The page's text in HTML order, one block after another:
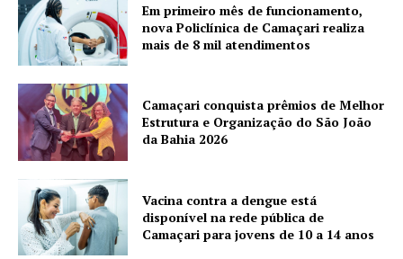
Em primeiro mês de funcionamento,
nova Policlínica de Camaçari realiza
mais de 8 mil atendimentos
Camaçari conquista prêmios de Melhor
Estrutura e Organização do São João
da Bahia 2026
Vacina contra a dengue está
disponível na rede pública de
Camaçari para jovens de 10 a 14 anos